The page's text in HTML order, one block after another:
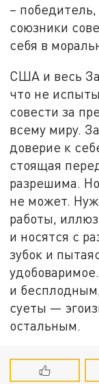
–
союзники
себя в
США и весь
что не
совести за
всему миру.
доверие к
стоящая
разрешима.
не может.
работы,
и носятся с
зубок и
и
суеты —